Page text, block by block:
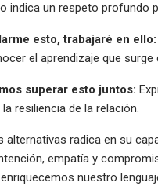
indica un respeto profundo
esto, trabajaré en ello:
el aprendizaje que surge
superar esto juntos:
resiliencia de la relación.
alternativas radica en su
empatía y
nuestro